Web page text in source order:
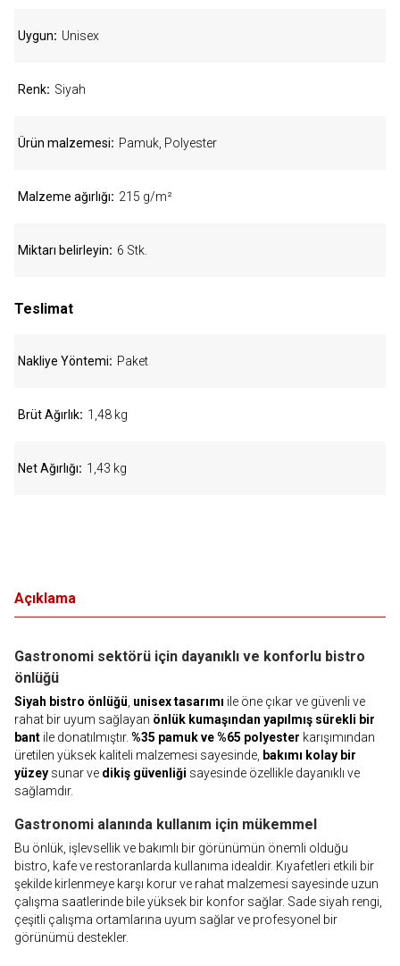
Açıklama
Gastronomi sektörü için dayanıklı ve konforlu bistro
önlüğü
Siyah bistro önlüğü unisex tasarımı ile öne çıkar ve güvenli ve
rahat bir uyum sağlayan önlük kumaşından yapılmış sürekli bir
bant ile donatılmıştır. %35 pamuk ve %65 polyester karışımından
üretilen yüksek kaliteli malzemesi sayesinde, bakımı kolay bir
yüzey sunar ve dikiş güvenliği sayesinde özellikle dayanıklı ve
sağlamdır.
Gastronomi alanında kullanım için mükemmel
Bu önlük, işlevsellik ve bakımlı bir görünümün önemli olduğu
bistro, kafe ve restoranlarda kullanıma idealdir. Kıyafetleri etkili bir
şekilde kirlenmeye karşı korur ve rahat malzemesi sayesinde uzun
çalışma saatlerinde bile yüksek bir konfor sağlar. Sade siyah rengi,
çeşitli çalışma ortamlarına uyum sağlar ve profesyonel bir
görünümü destekler.
Uygun Unisex
Renk Siyah
Ürün malzemesi Pamuk, Polyester
Malzeme ağırlığı 215 g/m²
Miktarı belirleyin 6 Stk.
Teslimat
Nakliye Yöntemi Paket
Brüt Ağırlık 1,48 kg
Net Ağırlığı 1,43 kg